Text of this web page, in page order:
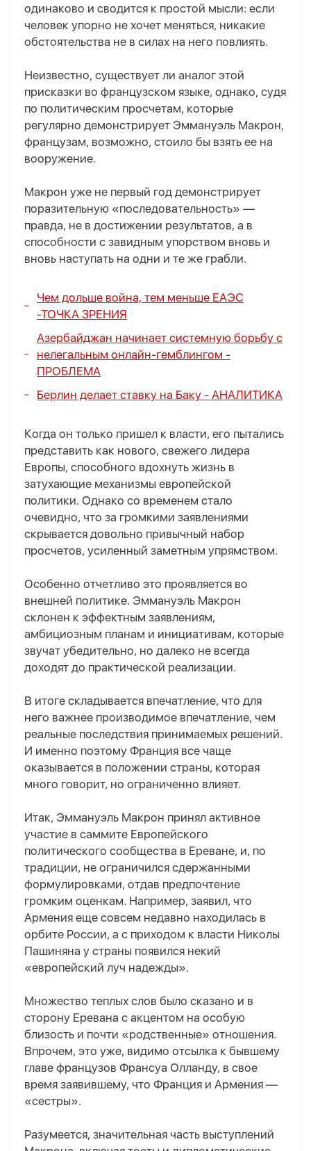
одинаково и сводится к простой мысли: если
человек упорно не хочет меняться, никакие
обстоятельства не в силах на него повлиять.
Неизвестно, существует ли аналог этой
присказки во французском языке, однако, судя
по политическим просчетам, которые
регулярно демонстрирует Эммануэль Макрон,
французам, возможно, стоило бы взять ее на
вооружение.
Макрон уже не первый год демонстрирует
поразительную «последовательность» —
правда, не в достижении результатов, а в
способности с завидным упорством вновь и
вновь наступать на одни и те же грабли.
Чем дольше война, тем меньше ЕАЭС
-ТОЧКА ЗРЕНИЯ
Азербайджан начинает системную борьбу с
нелегальным онлайн-гемблингом -
ПРОБЛЕМА
Берлин делает ставку на Баку - АНАЛИТИКА
Когда он только пришел к власти, его пытались
представить как нового, свежего лидера
Европы, способного вдохнуть жизнь в
затухающие механизмы европейской
политики. Однако со временем стало
очевидно, что за громкими заявлениями
скрывается довольно привычный набор
просчетов, усиленный заметным упрямством.
Особенно отчетливо это проявляется во
внешней политике. Эммануэль Макрон
склонен к эффектным заявлениям,
амбициозным планам и инициативам, которые
звучат убедительно, но далеко не всегда
доходят до практической реализации.
В итоге складывается впечатление, что для
него важнее производимое впечатление, чем
реальные последствия принимаемых решений.
И именно поэтому Франция все чаще
оказывается в положении страны, которая
много говорит, но ограниченно влияет.
Итак, Эммануэль Макрон принял активное
участие в саммите Европейского
политического сообщества в Ереване, и, по
традиции, не ограничился сдержанными
формулировками, отдав предпочтение
громким оценкам. Например, заявил, что
Армения еще совсем недавно находилась в
орбите России, а с приходом к власти Николы
Пашиняна у страны появился некий
«европейский луч надежды».
Множество теплых слов было сказано и в
сторону Еревана с акцентом на особую
близость и почти «родственные» отношения.
Впрочем, это уже, видимо отсылка к бывшему
главе французов Франсуа Олланду, в свое
время заявившему, что Франция и Армения —
«сестры».
Разумеется, значительная часть выступлений